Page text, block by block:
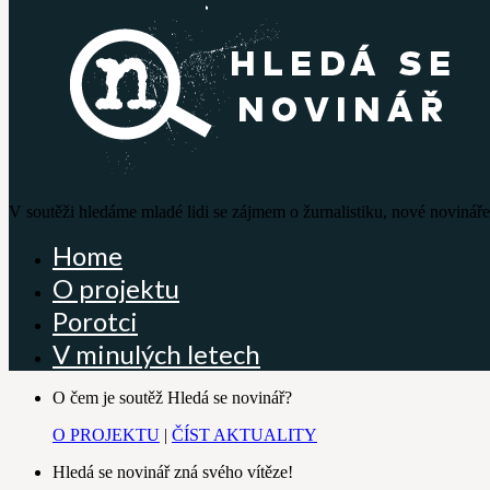
V soutěži hledáme mladé lidi se zájmem o žurnalistiku, nové
Home
O projektu
Porotci
V minulých letech
O čem je soutěž Hledá se novinář?
O PROJEKTU | ČÍST AKTUALITY
Hledá se novinář zná svého vítěze!